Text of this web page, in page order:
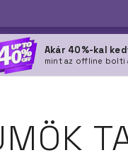
Akár 40%-kal
mint az offline bolti